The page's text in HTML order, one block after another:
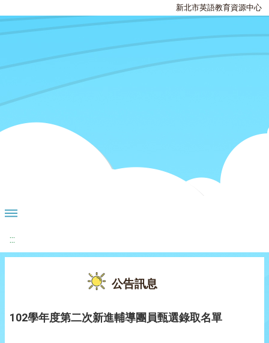
新北市英語教育資源中心
:::
公告訊息
102學年度第二次新進輔導團員甄選錄取名單